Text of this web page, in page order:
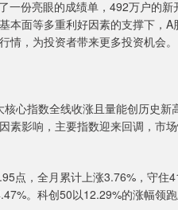
份亮眼的成绩单，492万户的新
本面等多重利好因素的支撑下，
情，为投资者带来更多投资机会。
指数全线收涨且量能创历史新
素影响，主要指数迎来回调，市
，全月累计上涨3.76%，守住
。科创50以12.29%的涨幅领跑